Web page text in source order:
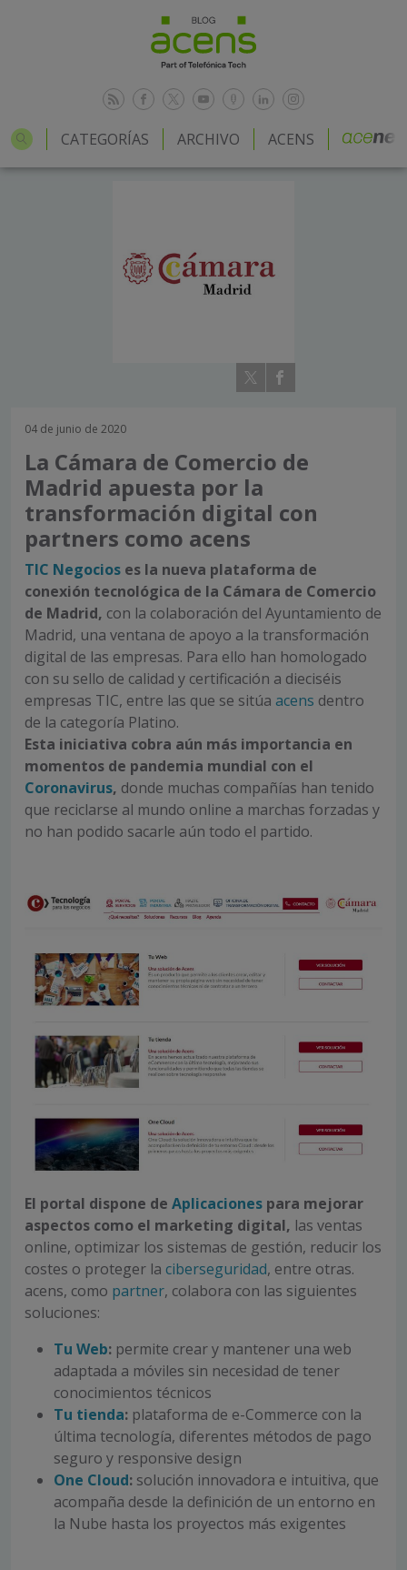
CATEGORÍAS ARCHIVO ACENS
04 de junio de 2020
La Cámara de Comercio de
Madrid apuesta por la
transformación digital con
partners como acens
TIC Negocios es la nueva plataforma de
conexión tecnológica de la Cámara de Comercio
de Madrid, con la colaboración del Ayuntamiento de
Madrid, una ventana de apoyo a la transformación
digital de las empresas. Para ello han homologado
con su sello de calidad y certificación a dieciséis
empresas TIC, entre las que se sitúa acens dentro
de la categoría Platino.
Esta iniciativa cobra aún más importancia en
momentos de pandemia mundial con el
Coronavirus, donde muchas compañías han tenido
que reciclarse al mundo online a marchas forzadas y
no han podido sacarle aún todo el partido.
El portal dispone de Aplicaciones para mejorar
aspectos como el marketing digital, las ventas
online, optimizar los sistemas de gestión, reducir los
costes o proteger la ciberseguridad, entre otras.
acens, como partner, colabora con las siguientes
soluciones:
Tu Web: permite crear y mantener una web
adaptada a móviles sin necesidad de tener
conocimientos técnicos
Tu tienda: plataforma de e-Commerce con la
última tecnología, diferentes métodos de pago
seguro y responsive design
One Cloud: solución innovadora e intuitiva, que
acompaña desde la definición de un entorno en
la Nube hasta los proyectos más exigentes